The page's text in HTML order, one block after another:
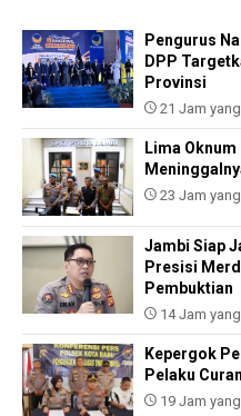
Pengurus
DPP
Provinsi
21 Jam
Lima
23 Jam
Jambi Siap
Presisi
Pembuktian
14 Jam
Kepergok
Pelaku
19 Jam